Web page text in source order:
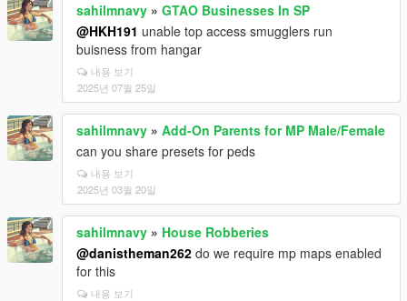
sahilmnavy » GTAO Businesses In SP
@HKH191 unable top access smugglers run
buisness from hangar
내용 보기
2025년 07월 25일
sahilmnavy » Add-On Parents for MP Male/Female
can you share presets for peds
내용 보기
2025년 03월 20일
sahilmnavy » House Robberies
@danistheman262 do we require mp maps enabled
for this
내용 보기